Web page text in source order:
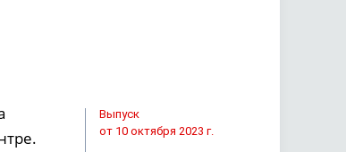
Выпуск
от 10 октября 2023 г.